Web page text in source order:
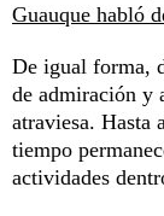
Guauque habló
De igual forma,
de admiración y
atraviesa. Hasta
tiempo
actividades